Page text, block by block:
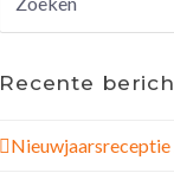
Recente